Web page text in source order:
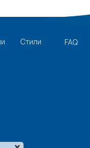
Стили FAQ